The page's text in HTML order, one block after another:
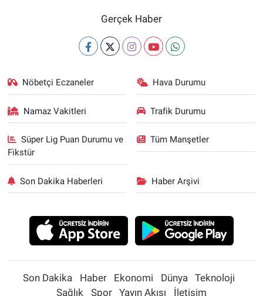
Gerçek Haber
Nöbetçi Eczaneler Hava Durumu
Namaz Vakitleri Trafik Durumu
Süper Lig Puan Durumu ve
Fikstür
Tüm Manşetler
Son Dakika Haberleri Haber Arşivi
Son Dakika Haber Ekonomi Dünya
Teknoloji
Sağlık
Spor Yayın Akışı İletişim